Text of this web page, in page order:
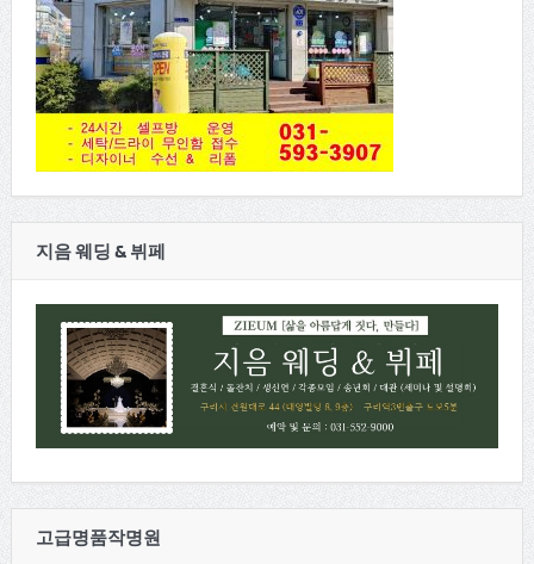
지음 웨딩 & 뷔페
고급명품작명원